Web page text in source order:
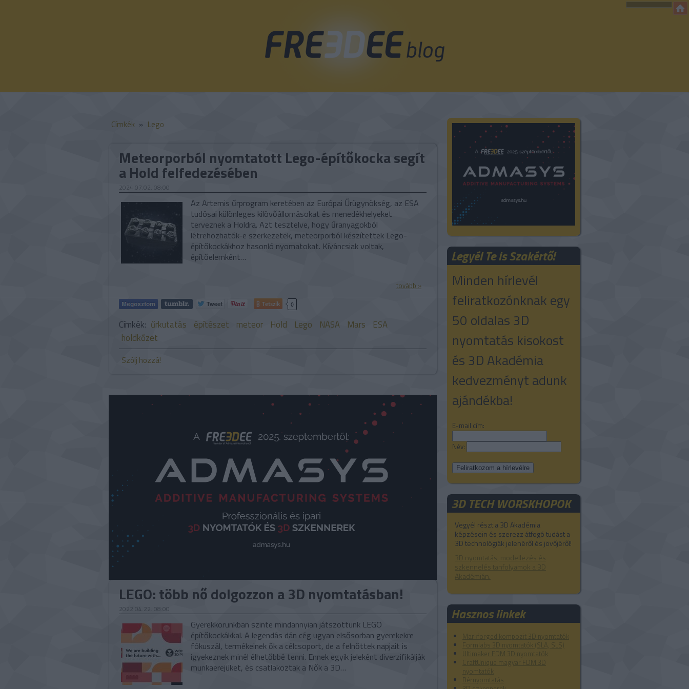
Legyél Te is Szakértő!
Minden hírlevél
feliratkozónknak egy
50 oldalas 3D
nyomtatás kisokost
és 3D Akadémia
kedvezményt adunk
ajándékba!
E-mail cím:
Név:
3D TECH WORSKHOPOK
Vegyél részt a 3D Akadémia
képzésein és szerezz átfogó tudást a
3D technológiák jelenéről és jövőjéről!
3D nyomtatás, modellezés és
szkennelés tanfolyamok a 3D
Akadémián.
Hasznos linkek
Markforged kompozit 3D nyomtatók
Formlabs 3D nyomtatók (SLA, SLS)
Ultimaker FDM 3D nyomtatók
CraftUnique magyar FDM 3D
nyomtatók
Bérnyomtatás
Címkék » Lego
Meteorporból nyomtatott Lego-építőkocka segít
a Hold felfedezésében
2024.07.02. 08:00
Az Artemis űrprogram keretében az Európai Űrügynökség, az ESA
tudósai különleges kilövőállomásokat és menedékhelyeket
terveznek a Holdra. Azt tesztelve, hogy űranyagokból
létrehozhatók-e szerkezetek, meteorporból készítettek Lego-
építőkockákhoz hasonló nyomatokat. Kíváncsiak voltak,
építőelemként…
tovább »
Tetszik 0
Címkék: űrkutatás építészet meteor Hold Lego NASA Mars
ESA
holdkőzet
Szólj hozzá!
LEGO: több nő dolgozzon a 3D nyomtatásban!
2022.04.22. 08:00
Gyerekkorunkban szinte mindannyian játszottunk LEGO
építőkockákkal. A legendás dán cég ugyan elsősorban gyerekekre
fókuszál, termékeinek ők a célcsoport, de a felnőttek napjait is
igyekeznek minél élhetőbbé tenni. Ennek egyik jeleként diverzifikálják
munkaerejüket, és csatlakoztak a Nők a 3D…